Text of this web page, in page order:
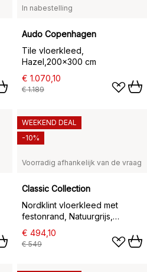
In nabestelling
Audo Copenhagen
Tile vloerkleed,
Hazel,200×300 cm
€ 1.070,10
€ 1.189
Voorradig afhankelijk van de vraag
Classic Collection
Nordklint vloerkleed met
festonrand, Natuurgrijs,
140x200 cm
€ 494,10
€ 549
WEEKEND DEAL
-10%